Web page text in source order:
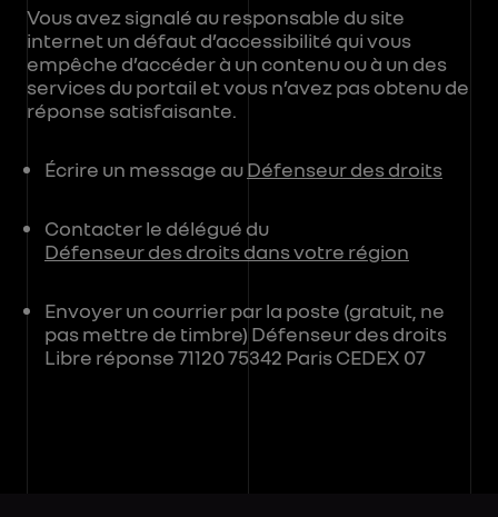
Vous avez signalé au responsable du site
internet un défaut d’accessibilité qui vous
empêche d’accéder à un contenu ou à un des
services du portail et vous n’avez pas obtenu de
réponse satisfaisante.
Écrire un message auDéfenseur des droits
Contacter le délégué du
Défenseur des droits dans votre région
Envoyer un courrier par la poste (gratuit, ne
pas mettre de timbre) Défenseur des droits
Libre réponse 71120 75342 Paris CEDEX 07